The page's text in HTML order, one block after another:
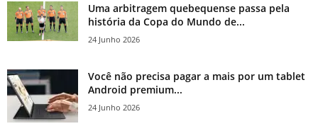
Uma arbitragem quebequense passa pela
história da Copa do Mundo de...
24 Junho 2026
Você não precisa pagar a mais por um tablet
Android premium...
24 Junho 2026